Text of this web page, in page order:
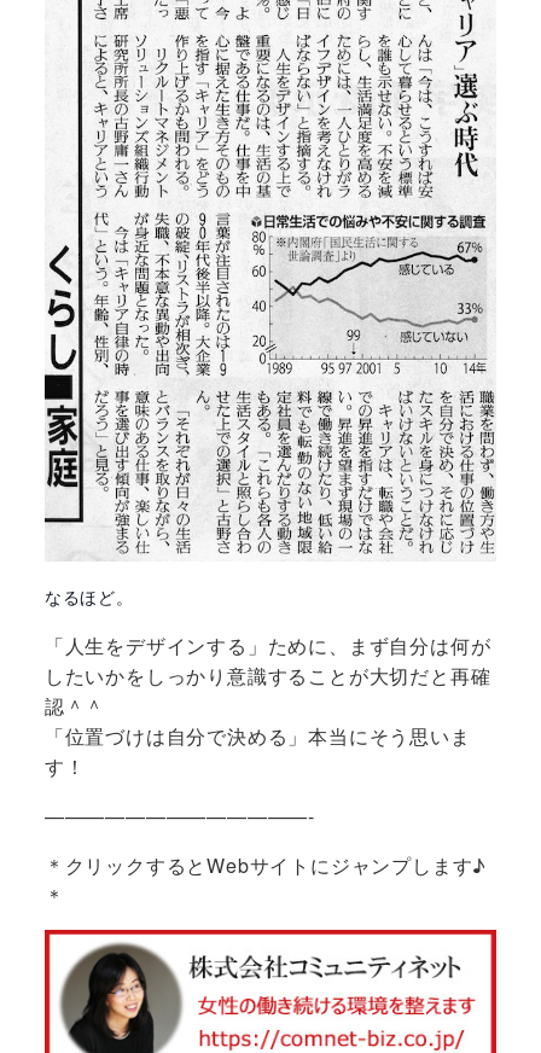
なるほど。
「人生をデザインする」ために、まず自分は何が
したいかをしっかり意識することが大切だと再確
認＾＾
「位置づけは自分で決める」本当にそう思いま
す！
—————————————-
＊クリックするとWebサイトにジャンプします♪
＊